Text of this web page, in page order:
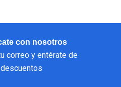
con nosotros
correo y entérate de